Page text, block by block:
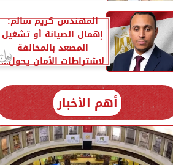
المهندس كريم سالم:
إهمال الصيانة أو تشغيل
المصعد بالمخالفة
لاشتراطات الأمان يحول...
أهم الأخبار